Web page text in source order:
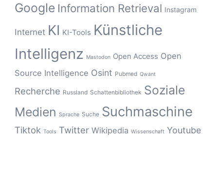
Google Information Retrieval Instagram
Internet KI KI-Tools Künstliche
Intelligenz Mastodon Open Access Open
Source Intelligence Osint Pubmed Qwant
Recherche Russland Schattenbibliothek Soziale
Medien Sprache Suche Suchmaschine
Tiktok Tools Twitter Wikipedia Wissenschaft Youtube